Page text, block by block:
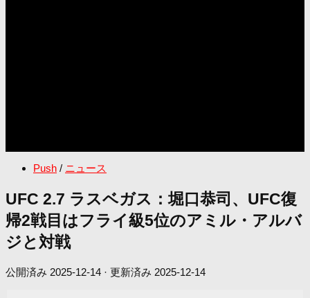
Push / ニュース
UFC 2.7 ラスベガス：堀口恭司、UFC復
帰2戦目はフライ級5位のアミル・アルバ
ジと対戦
公開済み 2025-12-14 · 更新済み 2025-12-14